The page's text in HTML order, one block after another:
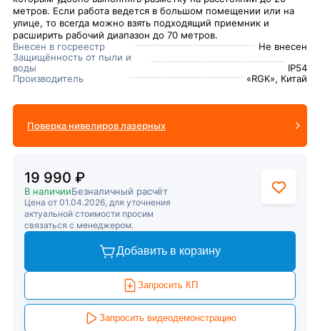
метров. Если работа ведется в большом помещении или на
улице, то всегда можно взять подходящий приемник и
расширить рабочий диапазон до 70 метров.
Внесен в госреестр
Не внесен
Защищённость от пыли и
воды
IP54
Производитель
«RGK», Китай
Поверка нивелиров лазерных
19 990 ₽
В наличииБезналичный расчёт
Цена от 01.04.2026, для уточнения
актуальной стоимости просим
связаться с менеджером.
Добавить в корзину
Запросить КП
Запросить видеодемонстрацию